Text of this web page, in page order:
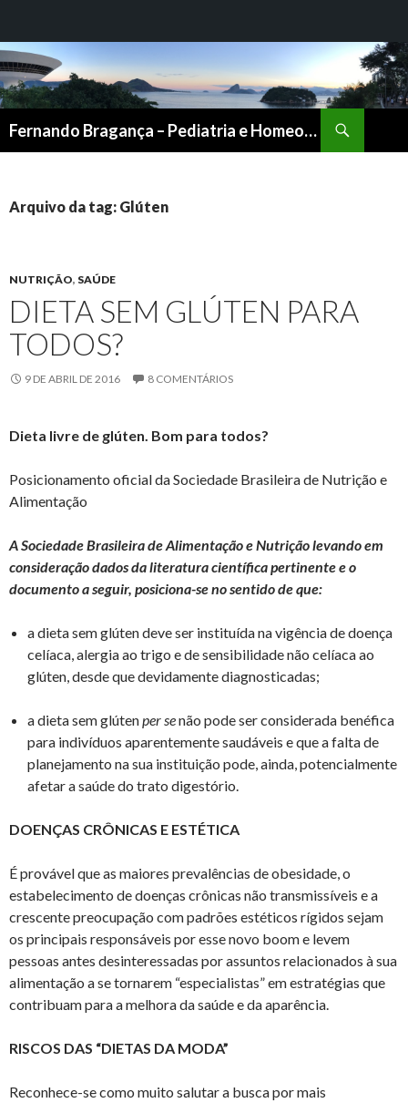
Fernando Bragança – Pediatria e Homeopatia
CONTEÚDO
Arquivo da tag: Glúten
NUTRIÇÃO, SAÚDE
DIETA SEM GLÚTEN PARA
TODOS?
9 DE ABRIL DE 2016 8 COMENTÁRIOS
Dieta livre de glúten. Bom para todos?
Posicionamento oficial da Sociedade Brasileira de Nutrição e
Alimentação
A Sociedade Brasileira de Alimentação e Nutrição levando em
consideração dados da literatura científica pertinente e o
documento a seguir, posiciona-se no sentido de que:
a dieta sem glúten deve ser instituída na vigência de doença
celíaca, alergia ao trigo e de sensibilidade não celíaca ao
glúten, desde que devidamente diagnosticadas;
a dieta sem glútenper senão pode ser considerada benéfica
para indivíduos aparentemente saudáveis e que a falta de
planejamento na sua instituição pode, ainda, potencialmente
afetar a saúde do trato digestório.
DOENÇAS CRÔNICAS E ESTÉTICA
É provável que as maiores prevalências de obesidade, o
estabelecimento de doenças crônicas não transmissíveis e a
crescente preocupação com padrões estéticos rígidos sejam
os principais responsáveis por esse novo boom e levem
pessoas antes desinteressadas por assuntos relacionados à sua
alimentação a se tornarem “especialistas” em estratégias que
contribuam para a melhora da saúde e da aparência.
RISCOS DAS “DIETAS DA MODA”
Reconhece-se como muito salutar a busca por mais